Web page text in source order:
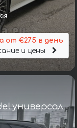
от €275 в день
и цены
универсал